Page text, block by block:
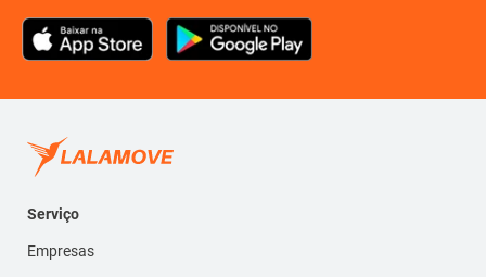
Serviço
Empresas